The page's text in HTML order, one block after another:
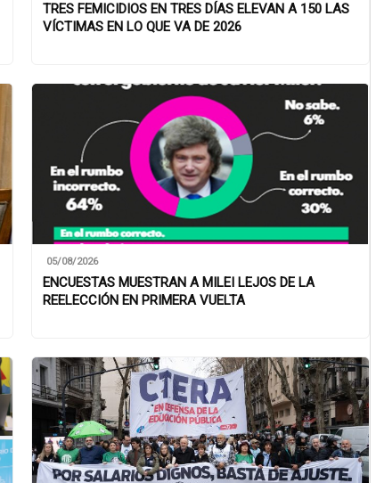
TRES FEMICIDIOS EN TRES DÍAS ELEVAN A 150 LAS
VÍCTIMAS EN LO QUE VA DE 2026
05/08/2026
ENCUESTAS MUESTRAN A MILEI LEJOS DE LA
REELECCIÓN EN PRIMERA VUELTA